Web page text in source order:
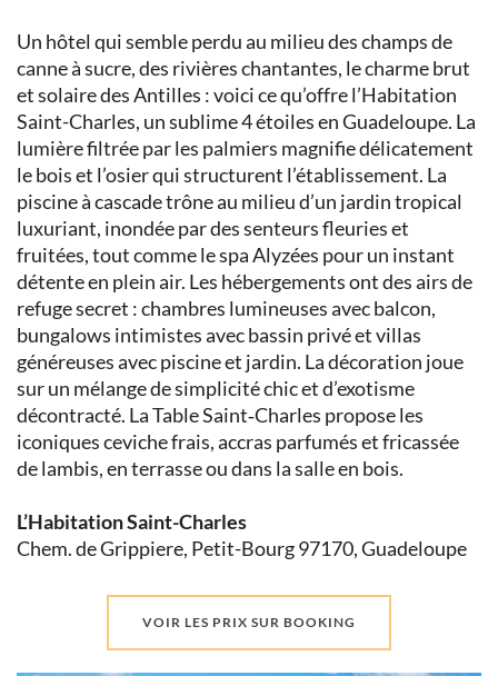
Un hôtel qui semble perdu au milieu des champs de
canne à sucre, des rivières chantantes, le charme brut
et solaire des Antilles : voici ce qu’offre l’Habitation
Saint-Charles, un sublime 4 étoiles en Guadeloupe. La
lumière filtrée par les palmiers magnifie délicatement
le bois et l’osier qui structurent l’établissement. La
piscine à cascade trône au milieu d’un jardin tropical
luxuriant, inondée par des senteurs fleuries et
fruitées, tout comme le spa Alyzées pour un instant
détente en plein air. Les hébergements ont des airs de
refuge secret : chambres lumineuses avec balcon,
bungalows intimistes avec bassin privé et villas
généreuses avec piscine et jardin. La décoration joue
sur un mélange de simplicité chic et d’exotisme
décontracté. La Table Saint‑Charles propose les
iconiques ceviche frais, accras parfumés et fricassée
de lambis, en terrasse ou dans la salle en bois.
L’Habitation Saint-Charles
Chem. de Grippiere, Petit-Bourg 97170, Guadeloupe
VOIR LES PRIX SUR BOOKING